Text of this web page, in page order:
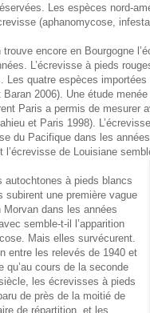
Les espèces nord-
(aphanomycose,
trouve encore en Bourgogne
L’écrevisse à pieds
Les quatre espèces importées
2006). Une étude
Paris a permis de mesurer
et Paris 1998).
du Pacifique dans les
l’écrevisse de Louisiane
autochtones à pieds blancs
subirent une première vague
Morvan dans les années
semble-t-il l’apparition
Mais elles survécurent.
entre les relevés de 1940 et
qu’au cours de la seconde
les écrevisses à pieds
de près de la moitié de
de répartition, et les